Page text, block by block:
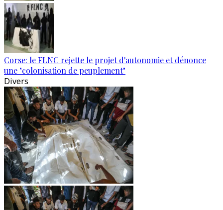
Corse: le FLNC rejette le projet d'autonomie et dénonce
une "colonisation de peuplement"
Divers